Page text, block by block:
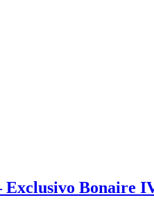
Exclusivo Bonaire